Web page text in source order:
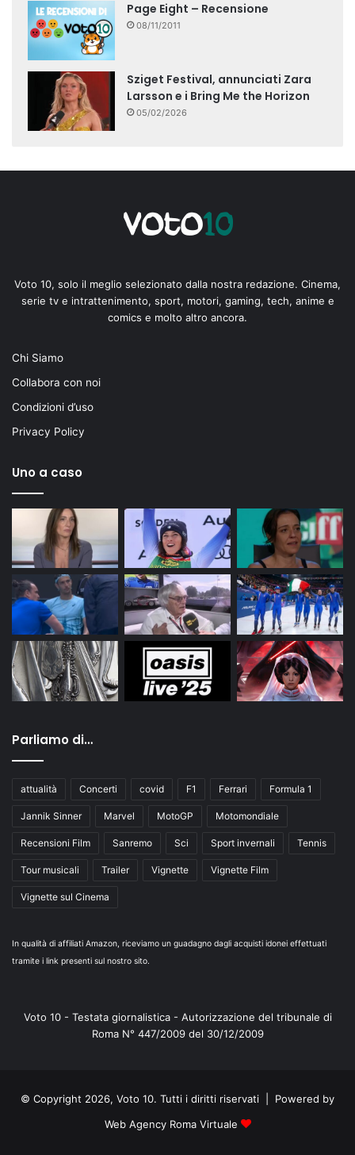
Page Eight – Recensione
08/11/2011
Sziget Festival, annunciati Zara
Larsson e i Bring Me the Horizon
05/02/2026
Voto 10, solo il meglio selezionato dalla nostra redazione. Cinema,
serie tv e intrattenimento, sport, motori, gaming, tech, anime e
comics e molto altro ancora.
Chi Siamo
Collabora con noi
Condizioni d’uso
Privacy Policy
Uno a caso
Parliamo di…
attualità Concerti covid F1 Ferrari Formula 1
Jannik Sinner Marvel MotoGP Motomondiale
Recensioni Film Sanremo Sci Sport invernali Tennis
Tour musicali Trailer Vignette Vignette Film
Vignette sul Cinema
In qualità di affiliati Amazon, riceviamo un guadagno dagli acquisti idonei effettuati
tramite i link presenti sul nostro sito.
Voto 10 - Testata giornalistica - Autorizzazione del tribunale di
Roma N° 447/2009 del 30/12/2009
© Copyright 2026, Voto 10. Tutti i diritti riservati | Powered by
Web Agency Roma Virtuale